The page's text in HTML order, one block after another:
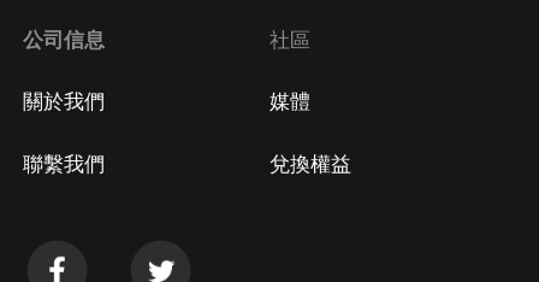
公司信息
關於我們
聯繫我們
社區
媒體
兌換權益